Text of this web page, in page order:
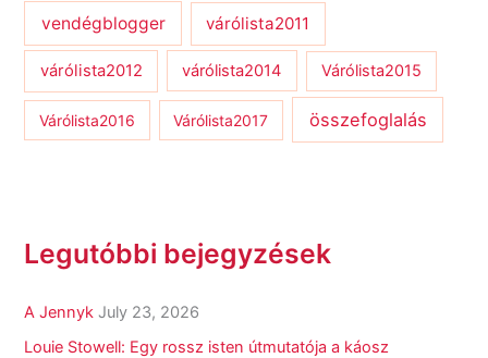
vendégblogger várólista2011
várólista2012 várólista2014 Várólista2015
Várólista2016 Várólista2017 összefoglalás
Legutóbbi bejegyzések
A Jennyk July 23, 2026
Louie Stowell: Egy ​rossz isten útmutatója a káosz